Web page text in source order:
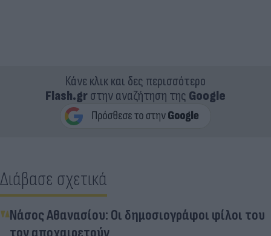
Κάνε κλικ και δες περισσότερο
Flash.grστην αναζήτηση της Google
Διάβασε σχετικά
Νάσος Αθανασίου: Οι δημοσιογράφοι φίλοι του
τον αποχαιρετούν